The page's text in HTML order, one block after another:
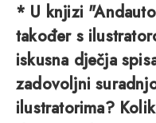
* U knjizi
također s
iskusna dječja
zadovoljni
ilustratorima?